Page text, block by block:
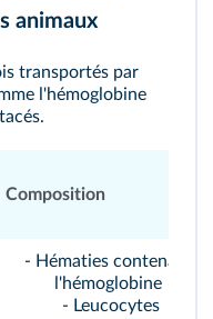
animaux
transportés par
l'hémoglobine
Composition
- Hématiescontenant
l'hémoglobine
- Leucocytes